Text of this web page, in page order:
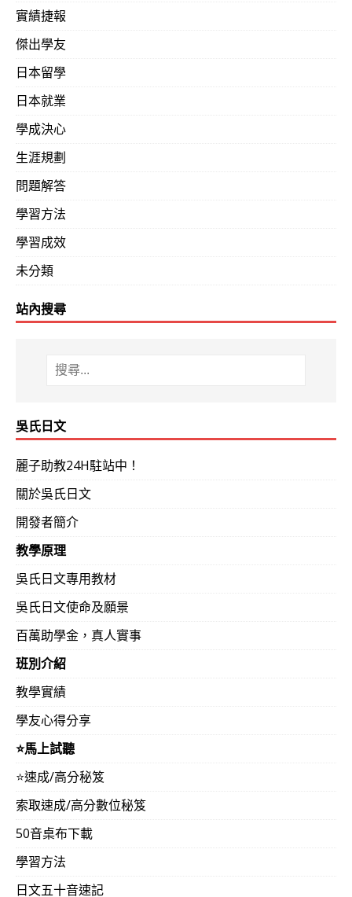
實績捷報
傑出學友
日本留學
日本就業
學成決心
生涯規劃
問題解答
學習方法
學習成效
未分類
站內搜尋
吳氏日文
麗子助教24H駐站中！
關於吳氏日文
開發者簡介
教學原理
吳氏日文專用教材
吳氏日文使命及願景
百萬助學金，真人實事
班別介紹
教學實績
學友心得分享
⭐️馬上試聽
⭐️速成/高分秘笈
索取速成/高分數位秘笈
50音桌布下載
學習方法
日文五十音速記